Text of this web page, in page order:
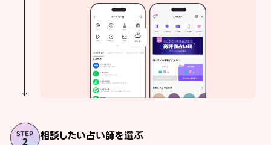
相談したい占い師を選ぶ